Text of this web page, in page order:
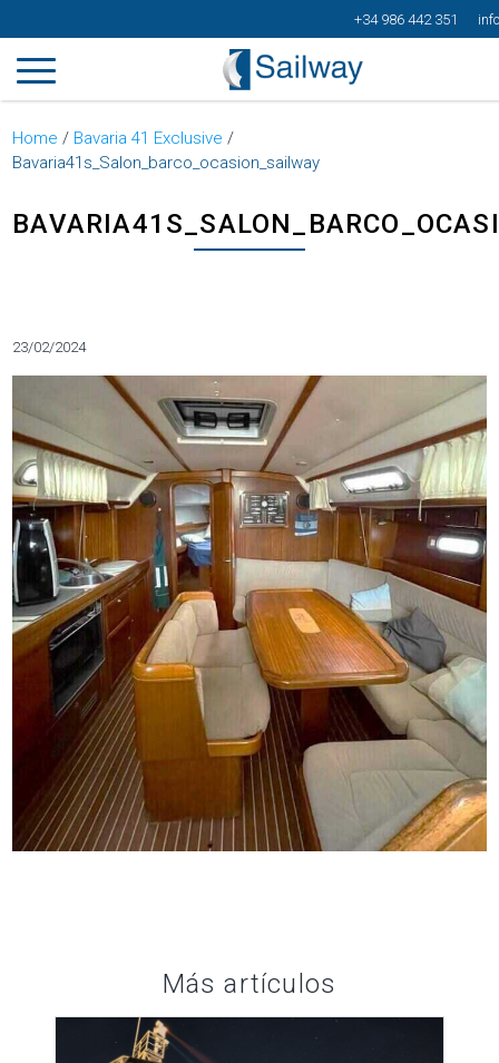
+34 986 442 351
Home / Bavaria 41 Exclusive /
Bavaria41s_Salon_barco_ocasion_sailway
Categorías
23/02/2024
Más artículos